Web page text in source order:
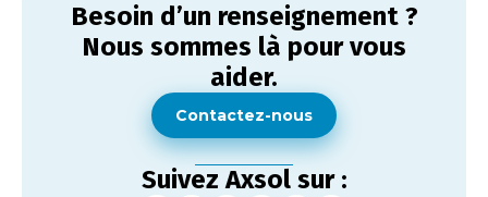
Besoin d’un renseignement ?
Nous sommes là pour vous
aider.
Contactez-nous
Suivez Axsol sur :